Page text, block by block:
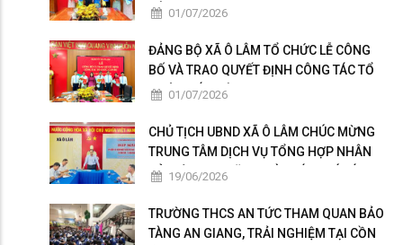
BỘ 01/07/2026
ĐẢNG BỘ XÃ Ô LÂM TỔ CHỨC LỄ CÔNG
BỐ VÀ TRAO QUYẾT ĐỊNH CÔNG TÁC TỔ
CHỨC, CÁN BỘ
01/07/2026
CHỦ TỊCH UBND XÃ Ô LÂM CHÚC MỪNG
TRUNG TÂM DỊCH VỤ TỔNG HỢP NHÂN
KỶ NIỆM 101 NĂM NGÀY BÁO CHÍ CÁCH
19/06/2026
TRƯỜNG THCS AN TỨC THAM QUAN BẢO
TÀNG AN GIANG, TRẢI NGHIỆM TẠI CỒN